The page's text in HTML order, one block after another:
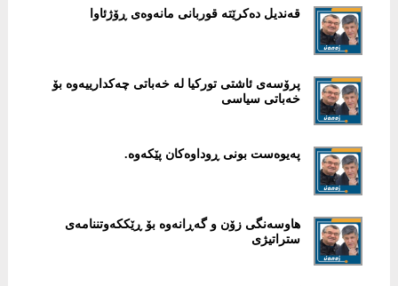
قەندیل دەکرێتە قوربانی مانەوەی ڕۆژئاوا
پرۆسەی ئاشتی تورکیا لە خەباتی چەکدارییەوە بۆ
خەباتی سیاسی
پەیوەست بونی ڕوداوەکان پێکەوە.
هاوسەنگی زۆن و گەڕانەوە بۆ ڕێککەوتننامەی
ستراتیژی